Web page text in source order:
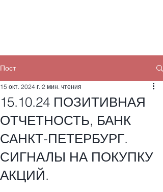
Пост
15.10.24 ПОЗИТИВНАЯ
ОТЧЕТНОСТЬ, БАНК
САНКТ-ПЕТЕРБУРГ.
СИГНАЛЫ НА ПОКУПКУ
АКЦИЙ.
15 окт. 2024 г. 2 мин. чтения